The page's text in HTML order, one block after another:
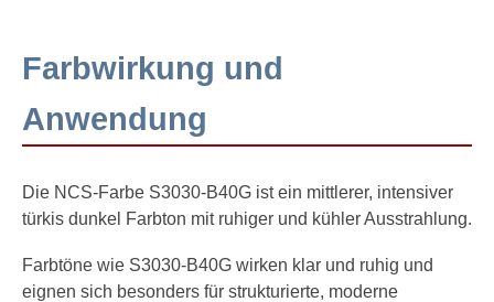
Farbwirkung und
Anwendung
Die NCS-Farbe S3030-B40G ist ein mittlerer, intensiver
türkis dunkel Farbton mit ruhiger und kühler Ausstrahlung.
Farbtöne wie S3030-B40G wirken klar und ruhig und
eignen sich besonders für strukturierte, moderne